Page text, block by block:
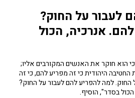
לעבור על החוק?
אנרכיה, הכול
הוא חוקר את האנשים המקורבים אליו;
החטיבה היהודית כי זה מפריע להם, כי זה
החוק. למה להפריע להם לעבור על החוק?
בסדר", הוסיף.